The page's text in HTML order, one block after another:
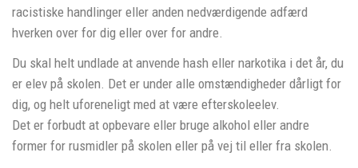
racistiske handlinger eller anden nedværdigende adfærd
hverken over for dig eller over for andre.
Du skal helt undlade at anvende hash eller narkotika i det år, du
er elev på skolen. Det er under alle omstændigheder dårligt for
dig, og helt uforeneligt med at være efterskoleelev.
Det er forbudt at opbevare eller bruge alkohol eller andre
former for rusmidler på skolen eller på vej til eller fra skolen.